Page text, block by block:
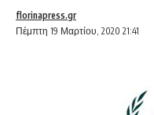
Πέμπτη 19 Μαρτίου, 2020 21:41
florinapress.gr